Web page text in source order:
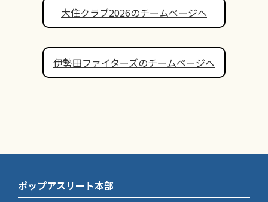
大住クラブ2026のチームページへ
伊勢田ファイターズのチームページへ
ポップアスリート本部